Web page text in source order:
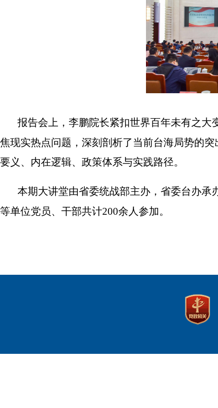
报告会上，李鹏院长紧扣世界百年未有之
焦现实热点问题，深刻剖析了当前台海局势的
要义、内在逻辑、政策体系与实践路径。
本期大讲堂由省委统战部主办，省委台办承
等单位党员、 干部共计200余人参加。